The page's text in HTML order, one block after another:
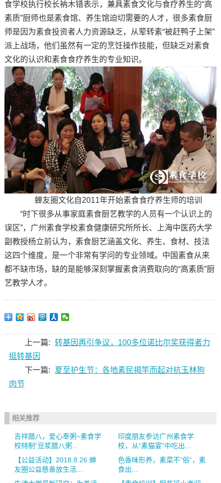
食学校执行校长衲木错表示，兼具素食文化与食疗养生的“高
素质”厨师也是素食馆、养生馆迫切需要的人才，很多素食厨
师是因为素食投资者人力资源缺乏，从荤转素“被赶鸭子上架”
派上战场，他们虽然有一定的烹饪操作技能，但缺乏对素食
文化的认识和素食食疗养生的专业知识。
蝉友圈文化自2011年开始素食食疗养生师的培训
“时下很多从事家庭素食厨艺教学的人员有一个认识上的
误区”，广州素食学校素食健康研究所所长、上海中医药大学
副教授杨立前认为，素食厨艺涵盖文化、养生、食材、技法
这四个维度，是一个非常有学问的专业领域。中国素食从来
都不缺市场，缺的是能够深刻掌握素食消费取向的“高素质”厨
艺教学人才。
上一篇: 转基因再引争议，100多位诺比尔奖获得者力
挺转基因
下一篇:
夏至护生节：各地素民揭竿而起对抗玉林狗
肉节
相关推荐
吉祥腊八，爱心奉粥~素食学
校特制“豆浆腊八粥...
印度朋友参访广州素食学
校，从“素猫宴”中吃出...
【公益活动】2018.8.26 蝉
友圈公益慈善放生活...
色香味形养，素菜不”俗”，素
食出...